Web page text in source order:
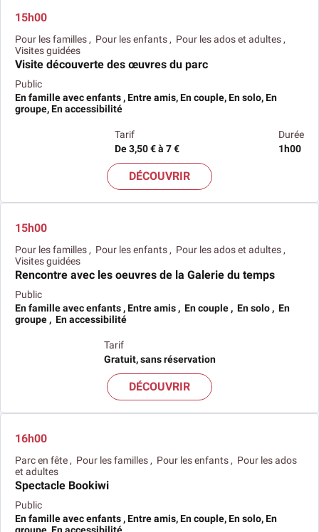
15h00
Pour les familles , Pour les enfants , Pour les ados et adultes ,
Visites guidées
Visite découverte des œuvres du parc
Public
En famille avec enfants , Entre amis, En couple, En solo, En
groupe, En accessibilité
Durée
1h00
Tarif
De 3,50 € à 7 €
DÉCOUVRIR
15h00
Pour les familles , Pour les enfants , Pour les ados et adultes ,
Visites guidées
Rencontre avec les oeuvres de la Galerie du temps
Public
En famille avec enfants , Entre amis , En couple , En solo , En
groupe , En accessibilité
Tarif
Gratuit, sans réservation
DÉCOUVRIR
16h00
Parc en fête , Pour les familles , Pour les enfants , Pour les ados
et adultes
Spectacle Bookiwi
Public
En famille avec enfants , Entre amis, En couple, En solo, En